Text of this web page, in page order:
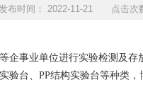
布时间： 2022-11-21 点击次
企事业单位进行实验检测及
验台、PP结构实验台等种类